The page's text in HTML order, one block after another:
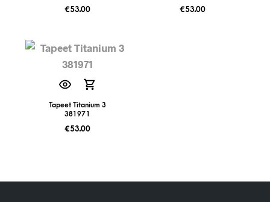
€53.00 €53.00
Tapeet Titanium 3
381971
€53.00